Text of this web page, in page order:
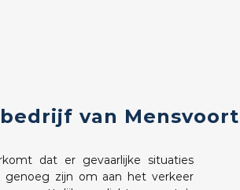
van Mensvoort
dat er gevaarlijke situaties
zijn om aan het verkeer